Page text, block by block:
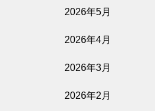
2026年5月
2026年4月
2026年3月
2026年2月